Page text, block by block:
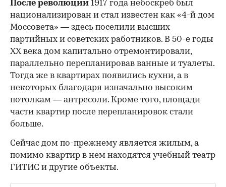
После революции 1917 года небоскреб был
национализирован и стал известен как «4-й дом
Моссовета» — здесь поселили высших
партийных и советских работников. В 50-е годы
ХХ века дом капитально отремонтировали,
параллельно перепланировав ванные и туалеты.
Тогда же в квартирах появились кухни, а в
некоторых благодаря изначально высоким
потолкам — антресоли. Кроме того, площади
части квартир после перепланировок стали
больше.
Сейчас дом по-прежнему является жилым, а
помимо квартир в нем находятся учебный театр
ГИТИС и другие объекты.